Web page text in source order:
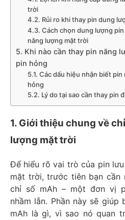
trời
4.2. Rủi ro khi thay pin dung
4.3. Cách chọn dung lượng
năng lượng mặt trời
5. Khi nào cần thay pin năng
pin hỏng
5.1. Các dấu hiệu nhận biết
hỏng
5.2. Lý do tại sao cần thay pin
1. Giới thiệu chung về
lượng mặt trời
Để hiểu rõ vai trò của pin
mặt trời, trước tiên bạn cần
chỉ số mAh – một đơn vị
nhầm lẫn. Phần này sẽ giúp
mAh là gì, vì sao nó quan